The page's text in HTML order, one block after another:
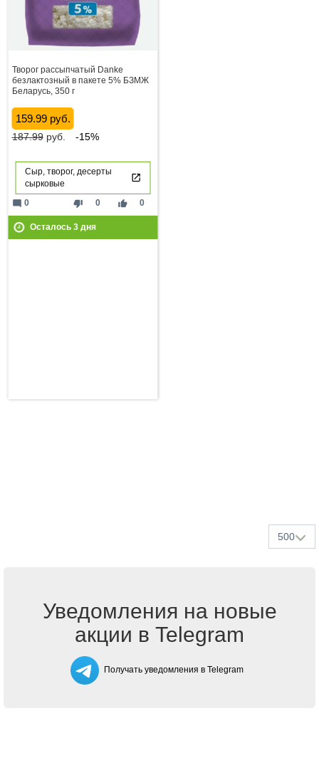
Творог рассыпчатый Danke
безлактозный в пакете 5% БЗМЖ
Беларусь, 350 г
159.99 руб.
187.99руб. -15%
Сыр, творог, десерты
сырковые
thumb_down 0 thumb_up 0
mode_comment 0
Осталось 3дня
500
Уведомления на новые
акции в Telegram
Получать уведомления в Telegram